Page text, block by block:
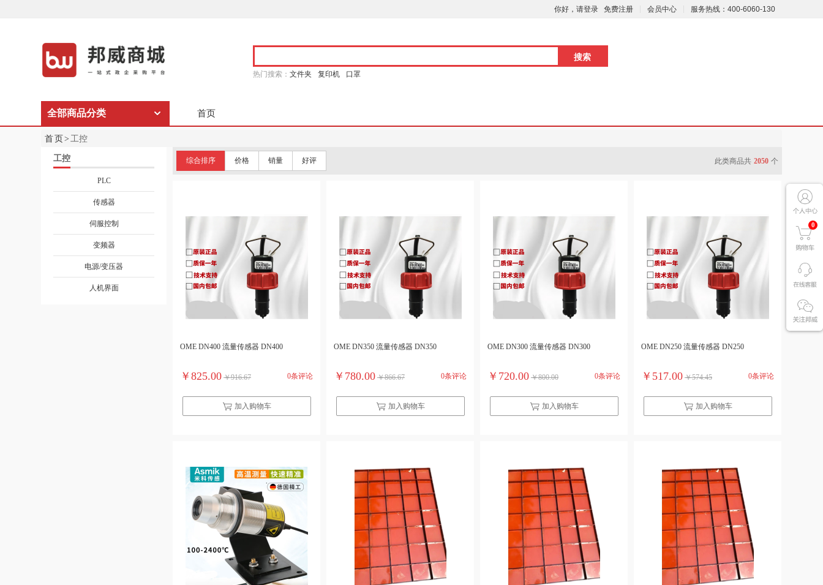
你好，请登录 免费注册 会员中心 服务热线：400-6060-130
热门搜索： 文件夹 复印机 口罩
0
全部商品分类 首页
首页> 工控
工控
PLC
传感器
伺服控制
变频器
电源/变压器
人机界面
综合排序 价格 销量 好评 此类商品共 2050 个
OME DN400 流量传感器 DN400
￥825.00 ￥916.67 0条评论
加入购物车
OME DN350 流量传感器 DN350
￥780.00 ￥866.67 0条评论
加入购物车
OME DN300 流量传感器 DN300
￥720.00 ￥800.00 0条评论
加入购物车
OME DN250 流量传感器 DN250
￥517.00 ￥574.45 0条评论
加入购物车